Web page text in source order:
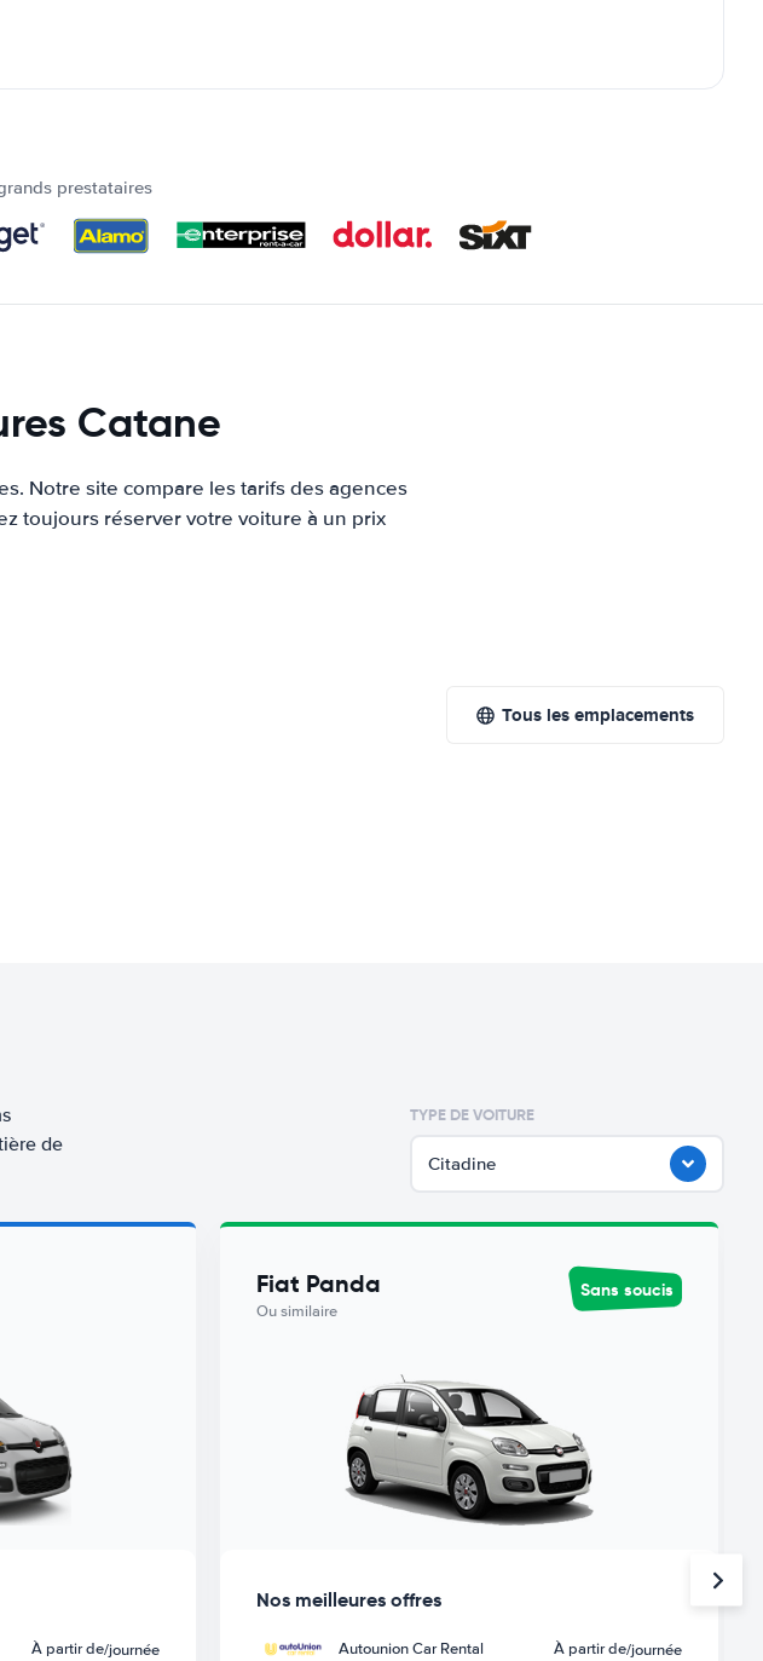
prestataires
Catane
Notre site compare les tarifs des agences
toujours réserver votre voiture à un prix
Tous les emplacements
de
TYPE DE VOITURE
Citadine
À partir de/journée
Fiat Panda
Ou similaire
Sans soucis
Nos meilleures offres
Autounion Car Rental À partir de/journée